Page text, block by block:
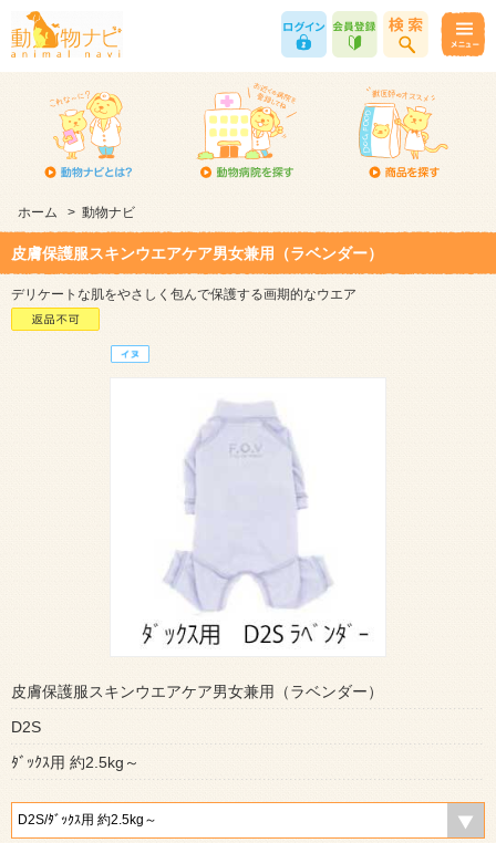
ホーム > 動物ナビ
皮膚保護服スキンウエアケア男女兼用（ラベンダー）
デリケートな肌をやさしく包んで保護する画期的なウエア
皮膚保護服スキンウエアケア男女兼用（ラベンダー）
D2S
ﾀﾞｯｸｽ用 約2.5kg～